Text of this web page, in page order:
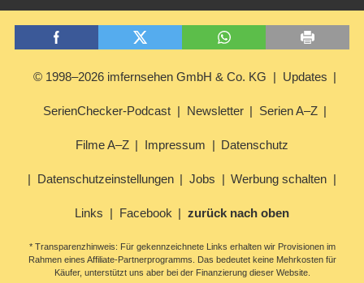
© 1998–2026 imfernsehen GmbH & Co. KG Updates
SerienChecker-Podcast Newsletter Serien A–Z
Filme A–Z Impressum Datenschutz
Datenschutzeinstellungen Jobs Werbung schalten
Links Facebook zurück nach oben
* Transparenzhinweis: Für gekennzeichnete Links erhalten wir Provisionen im
Rahmen eines Affiliate-Partnerprogramms. Das bedeutet keine Mehrkosten für
Käufer, unterstützt uns aber bei der Finanzierung dieser Website.